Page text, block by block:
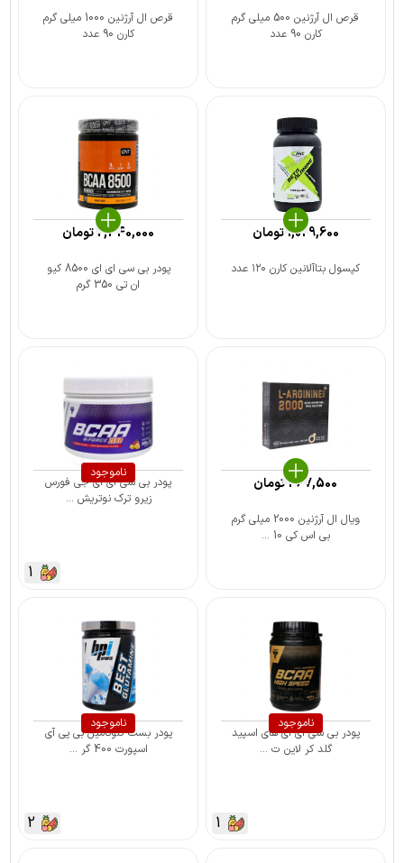
قرص ال آرژنین 500 میلی گرم
کارن 90 عدد
قرص ال آرژنین 1000 میلی گرم
کارن 90 عدد
کپسول بتاآلانین کارن ۱۲۰ عدد
1,029,600تومان
پودر بی سی ای ای 8500 کیو
ان تی 350 گرم
2,340,000تومان
ویال ال آرژنین 2000 میلی گرم
بی اس کی 10 ...
467,500تومان
ناموجود
پودر بی سی ای ای جی فورس
زیرو ترک نوتریش ...
1
ناموجود
پودر بی سی ای ای های اسپید
گلد کر لاین ت ...
1
ناموجود
پودر بست گلوتامین بی پی آی
اسپورت 400 گر ...
2